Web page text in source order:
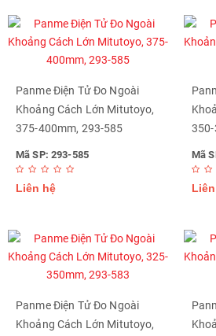
Panme Điện Tử Đo Ngoài
Khoảng Cách Lớn Mitutoyo,
375-400mm, 293-585
Mã SP: 293-585
Liên hệ
Mã
Panme Điện Tử Đo Ngoài
Khoảng Cách Lớn Mitutoyo,